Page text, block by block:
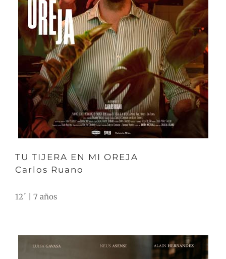
TU TIJERA EN MI OREJA
Carlos Ruano
12´ | 7 años